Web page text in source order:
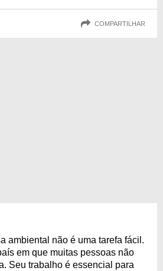
COMPARTILHAR
ambiental não é uma tarefa fácil.
em que muitas pessoas não
Seu trabalho é essencial para